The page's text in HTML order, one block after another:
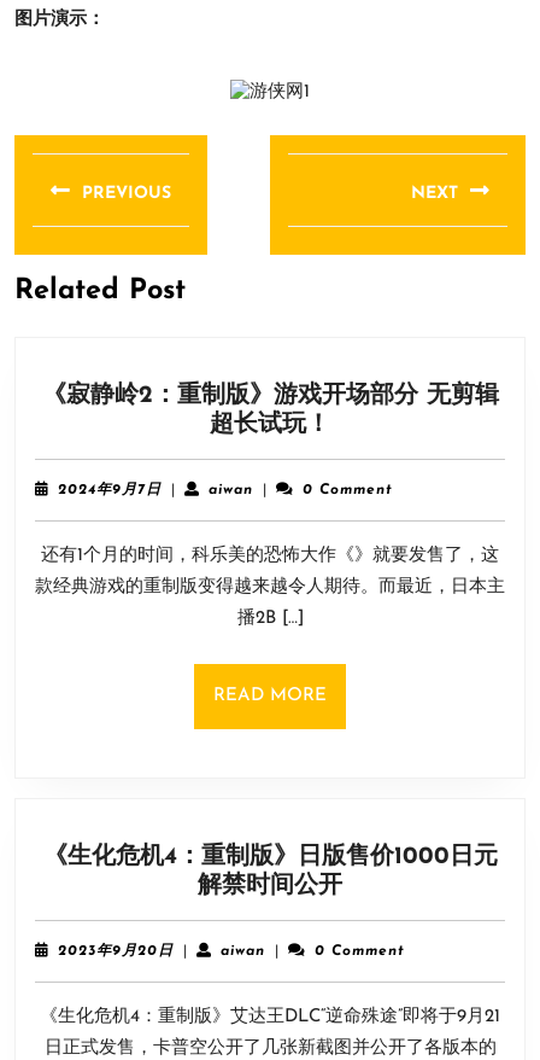
图片演示：
文
导
航
PREVIOUS
post:
NEXT
post:
Related Post
《寂静岭2：重制版》游戏开场部分 无剪辑
超长试玩！
岭
制
版》
辑
超
长
试
2024年9月7日2024
月
7
日
aiwanaiwan 0 Comment
还有1个月的时间，科乐美的恐怖大作《》就要发售了，这
款经典游戏的重制版变得越来越令人期待。而最近，日本主
播2B […]
READ MORE
《生化危机4：重制版》日版售价1000日元
解禁时间公开《生
危
4：
重
2023年9月20日2023
月
20
aiwanaiwan 0 Comment
《生化危机4：重制版》艾达王DLC“逆命殊途”即将于9月21
日正式发售，卡普空公开了几张新截图并公开了各版本的